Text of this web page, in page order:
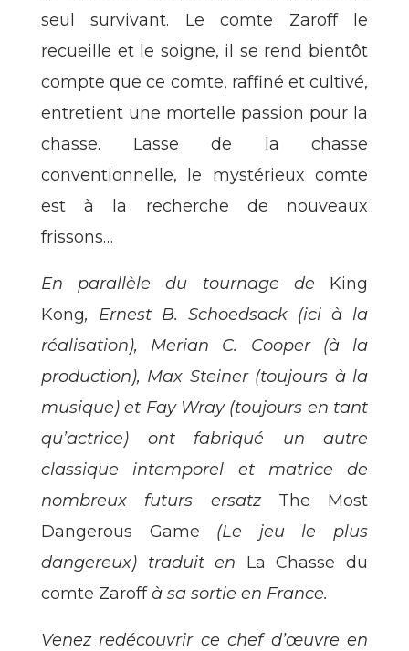
seul survivant. Le comte Zaroff le
recueille et le soigne, il se rend bientôt
compte que ce comte, raffiné et cultivé,
entretient une mortelle passion pour la
chasse. Lasse de la chasse
conventionnelle, le mystérieux comte
est à la recherche de nouveaux
frissons…
En parallèle du tournage de King
Kong, Ernest B. Schoedsack (ici à la
réalisation), Merian C. Cooper (à la
production), Max Steiner (toujours à la
musique) et Fay Wray (toujours en tant
qu’actrice) ont fabriqué un autre
classique intemporel et matrice de
nombreux futurs ersatz The Most
Dangerous Game (Le jeu le plus
dangereux) traduit en La Chasse du
comte Zaroffà sa sortie en France.
Venez redécouvrir ce chef d’œuvre en